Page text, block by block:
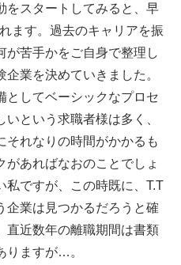
をスタートしてみると、早
ます。過去のキャリアを振
が苦手かをご自身で整理し
業を決めていきました。
としてベーシックなプロセ
という求職者様は多く、
それなりの時間がかかるも
あればなおのことでしょ
私ですが、この時既に、T.T
企業は見つかるだろうと確
直近数年の離職期間は書類
りますが…。